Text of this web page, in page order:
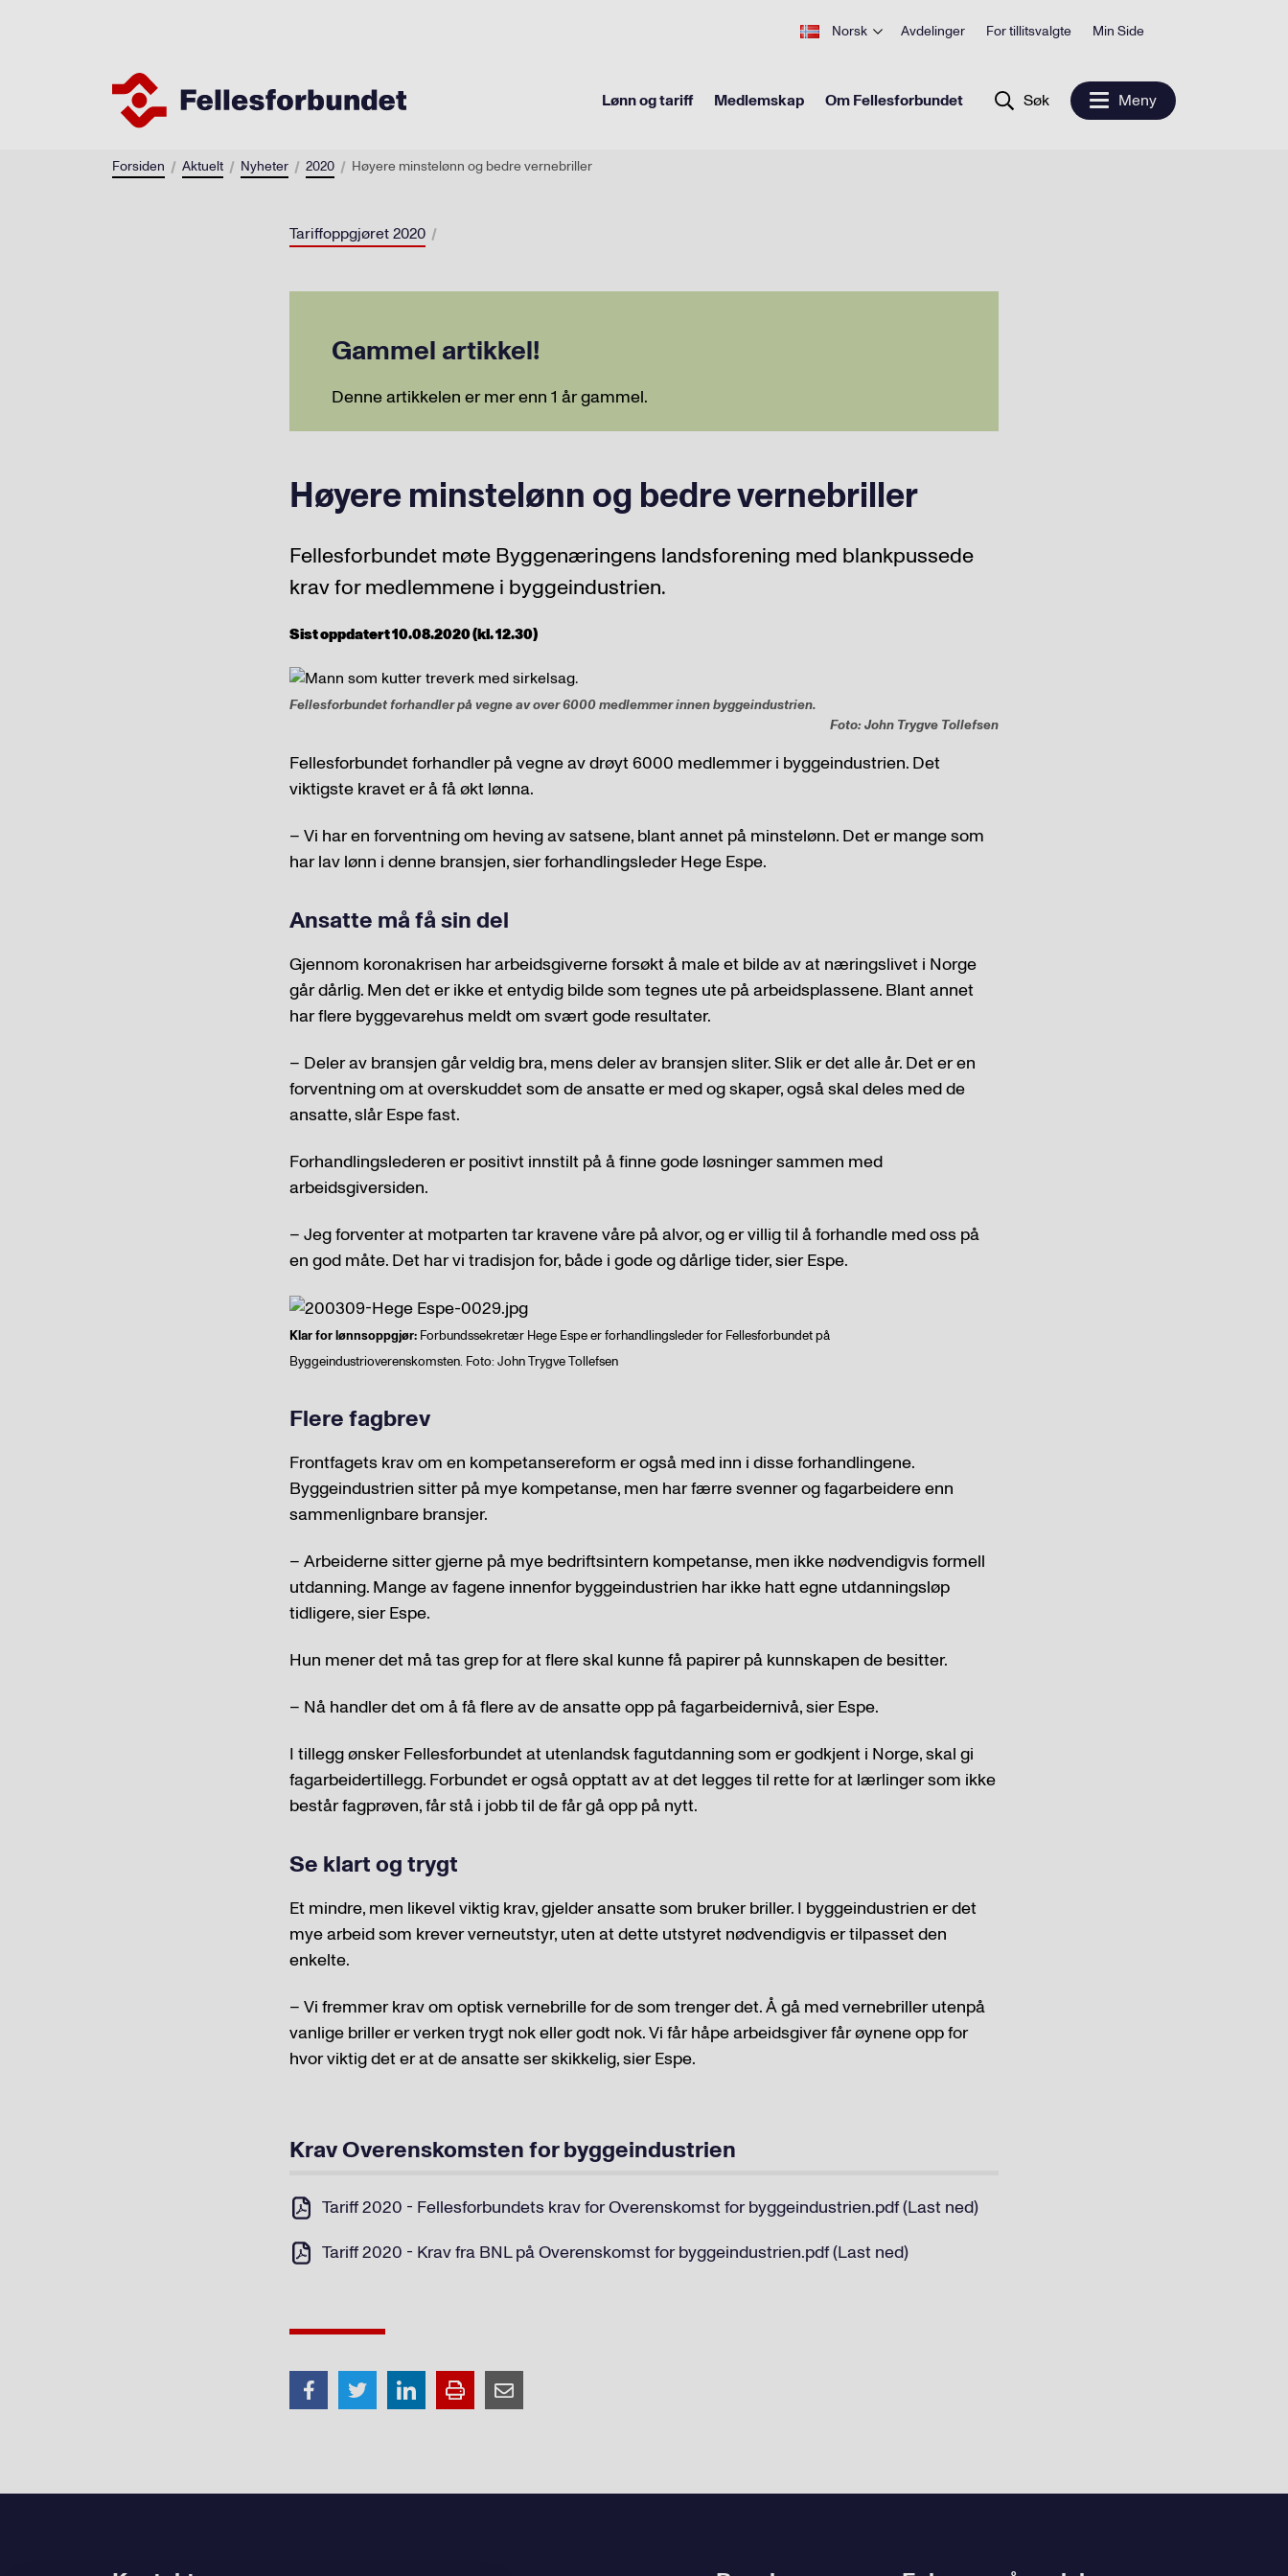
Norsk Avdelinger For tillitsvalgte Min Side
Lønn og tariff Medlemskap Om Fellesforbundet Søk Meny
Forsiden Aktuelt Nyheter 2020 Høyere minstelønn og bedre vernebriller
Tariffoppgjøret 2020
Gammel artikkel!
Denne artikkelen er mer enn 1 år gammel.
Høyere minstelønn og bedre vernebriller
Fellesforbundet møte Byggenæringens landsforening med blankpussede
krav for medlemmene i byggeindustrien.
Sist oppdatert 10.08.2020 (kl. 12.30)
Fellesforbundet forhandler på vegne av over 6000 medlemmer innen byggeindustrien.
Foto: John Trygve Tollefsen
Fellesforbundet forhandler på vegne av drøyt 6000 medlemmer i byggeindustrien. Det
viktigste kravet er å få økt lønna.
– Vi har en forventning om heving av satsene, blant annet på minstelønn. Det er mange som
har lav lønn i denne bransjen, sier forhandlingsleder Hege Espe.
Ansatte må få sin del
Gjennom koronakrisen har arbeidsgiverne forsøkt å male et bilde av at næringslivet i Norge
går dårlig. Men det er ikke et entydig bilde som tegnes ute på arbeidsplassene. Blant annet
har flere byggevarehus meldt om svært gode resultater.
– Deler av bransjen går veldig bra, mens deler av bransjen sliter. Slik er det alle år. Det er en
forventning om at overskuddet som de ansatte er med og skaper, også skal deles med de
ansatte, slår Espe fast.
Forhandlingslederen er positivt innstilt på å finne gode løsninger sammen med
arbeidsgiversiden.
– Jeg forventer at motparten tar kravene våre på alvor, og er villig til å forhandle med oss på
en god måte. Det har vi tradisjon for, både i gode og dårlige tider, sier Espe.
Klar for lønnsoppgjør: Forbundssekretær Hege Espe er forhandlingsleder for Fellesforbundet på
Byggeindustrioverenskomsten. Foto: John Trygve Tollefsen
Flere fagbrev
Frontfagets krav om en kompetansereform er også med inn i disse forhandlingene.
Byggeindustrien sitter på mye kompetanse, men har færre svenner og fagarbeidere enn
sammenlignbare bransjer.
– Arbeiderne sitter gjerne på mye bedriftsintern kompetanse, men ikke nødvendigvis formell
utdanning. Mange av fagene innenfor byggeindustrien har ikke hatt egne utdanningsløp
tidligere, sier Espe.
Hun mener det må tas grep for at flere skal kunne få papirer på kunnskapen de besitter.
– Nå handler det om å få flere av de ansatte opp på fagarbeidernivå, sier Espe.
I tillegg ønsker Fellesforbundet at utenlandsk fagutdanning som er godkjent i Norge, skal gi
fagarbeidertillegg. Forbundet er også opptatt av at det legges til rette for at lærlinger som ikke
består fagprøven, får stå i jobb til de får gå opp på nytt.
Se klart og trygt
Et mindre, men likevel viktig krav, gjelder ansatte som bruker briller. I byggeindustrien er det
mye arbeid som krever verneutstyr, uten at dette utstyret nødvendigvis er tilpasset den
enkelte.
– Vi fremmer krav om optisk vernebrille for de som trenger det. Å gå med vernebriller utenpå
vanlige briller er verken trygt nok eller godt nok. Vi får håpe arbeidsgiver får øynene opp for
hvor viktig det er at de ansatte ser skikkelig, sier Espe.
Krav Overenskomsten for byggeindustrien
Tariff 2020 - Fellesforbundets krav for Overenskomst for byggeindustrien.pdf (Last ned)
Tariff 2020 - Krav fra BNL på Overenskomst for byggeindustrien.pdf (Last ned)